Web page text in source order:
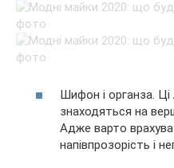
Шифон і органза. Ці
знаходяться на
Адже варто
напівпрозорість і